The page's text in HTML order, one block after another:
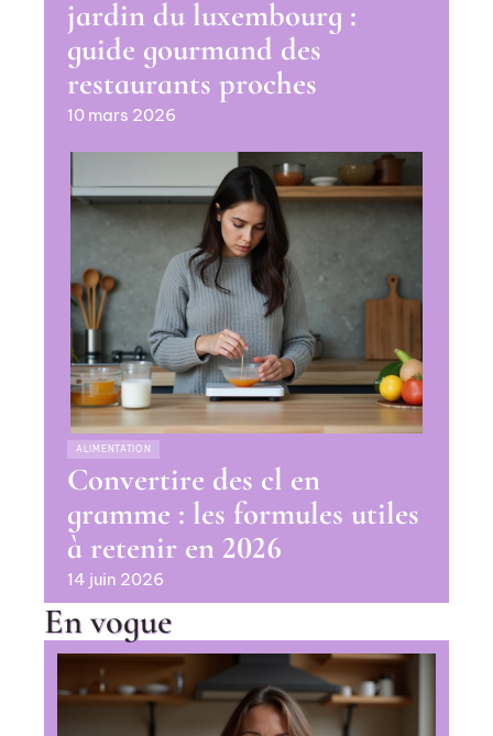
jardin du luxembourg :
guide gourmand des
restaurants proches
10 mars 2026
ALIMENTATION
Convertire des cl en
gramme : les formules utiles
à retenir en 2026
14 juin 2026
En vogue